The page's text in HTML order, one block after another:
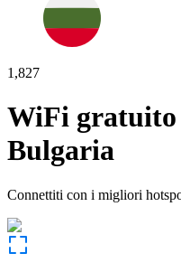
1,827
WiFi
Bulgaria
Connettiti con i migliori